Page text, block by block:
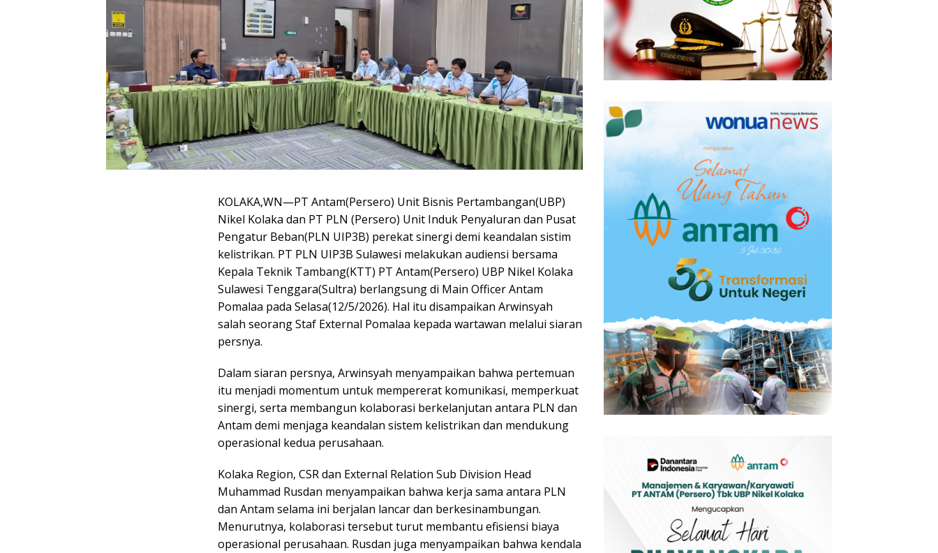
KOLAKA,WN—PT Antam(Persero) Unit Bisnis Pertambangan(UBP)
Nikel Kolaka dan PT PLN (Persero) Unit Induk Penyaluran dan Pusat
Pengatur Beban(PLN UIP3B) perekat sinergi demi keandalan sistim
kelistrikan. PT PLN UIP3B Sulawesi melakukan audiensi bersama
Kepala Teknik Tambang(KTT) PT Antam(Persero) UBP Nikel Kolaka
Sulawesi Tenggara(Sultra) berlangsung di Main Officer Antam
Pomalaa pada Selasa(12/5/2026). Hal itu disampaikan Arwinsyah
salah seorang Staf External Pomalaa kepada wartawan melalui siaran
persnya.
Dalam siaran persnya, Arwinsyah menyampaikan bahwa pertemuan
itu menjadi momentum untuk mempererat komunikasi, memperkuat
sinergi, serta membangun kolaborasi berkelanjutan antara PLN dan
Antam demi menjaga keandalan sistem kelistrikan dan mendukung
operasional kedua perusahaan.
Kolaka Region, CSR dan External Relation Sub Division Head
Muhammad Rusdan menyampaikan bahwa kerja sama antara PLN
dan Antam selama ini berjalan lancar dan berkesinambungan.
Menurutnya, kolaborasi tersebut turut membantu efisiensi biaya
operasional perusahaan. Rusdan juga menyampaikan bahwa kendala